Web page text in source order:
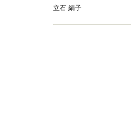
立石 絹子